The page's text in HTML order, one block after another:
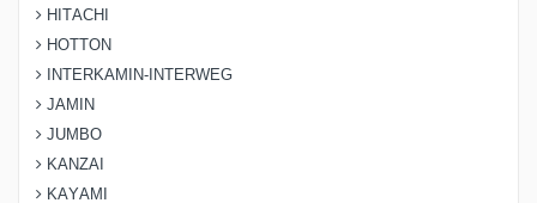
HITACHI
HOTTON
INTERKAMIN-INTERWEG
JAMIN
JUMBO
KANZAI
KAYAMI